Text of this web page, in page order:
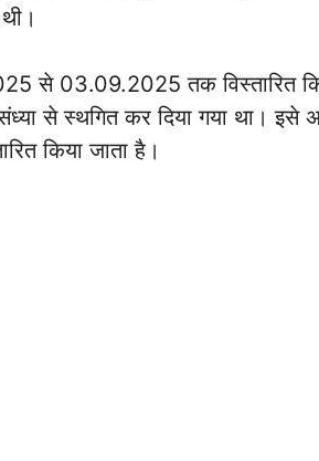
से 03.09.2025 तक विस्तारित
से स्थगित कर दिया गया था।
किया जाता है।